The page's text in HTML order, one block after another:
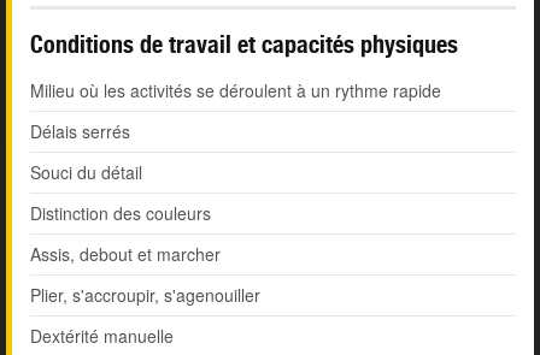
Conditions de travail et capacités physiques
Milieu où les activités se déroulent à un rythme rapide
Délais serrés
Souci du détail
Distinction des couleurs
Assis, debout et marcher
Plier, s'accroupir, s'agenouiller
Dextérité manuelle